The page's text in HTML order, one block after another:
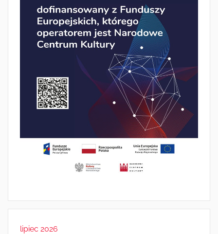
lipiec 2026